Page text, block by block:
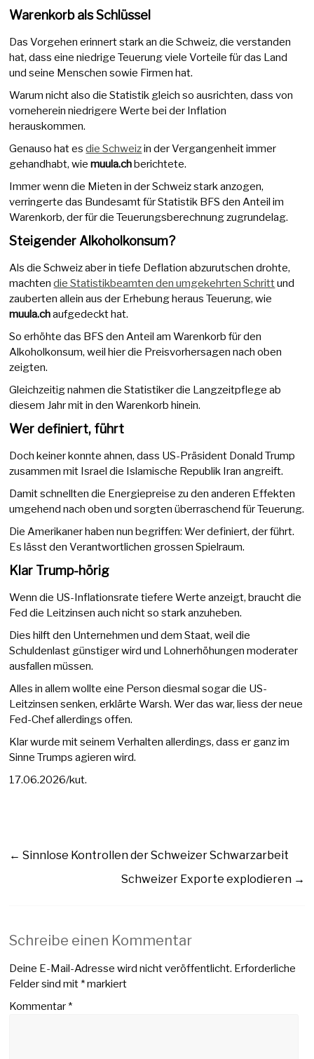
Warenkorb als Schlüssel
Das Vorgehen erinnert stark an die Schweiz, die verstanden
hat, dass eine niedrige Teuerung viele Vorteile für das Land
und seine Menschen sowie Firmen hat.
Warum nicht also die Statistik gleich so ausrichten, dass von
vorneherein niedrigere Werte bei der Inflation
herauskommen.
Genauso hat esdie Schweizin der Vergangenheit immer
gehandhabt, wiemuula.chberichtete.
Immer wenn die Mieten in der Schweiz stark anzogen,
verringerte das Bundesamt für Statistik BFS den Anteil im
Warenkorb, der für die Teuerungsberechnung zugrundelag.
Steigender Alkoholkonsum?
Als die Schweiz aber in tiefe Deflation abzurutschen drohte,
machtendie Statistikbeamten den umgekehrten Schrittund
zauberten allein aus der Erhebung heraus Teuerung, wie
muula.chaufgedeckt hat.
So erhöhte das BFS den Anteil am Warenkorb für den
Alkoholkonsum, weil hier die Preisvorhersagen nach oben
zeigten.
Gleichzeitig nahmen die Statistiker die Langzeitpflege ab
diesem Jahr mit in den Warenkorb hinein.
Wer definiert, führt
Doch keiner konnte ahnen, dass US-Präsident Donald Trump
zusammen mit Israel die Islamische Republik Iran angreift.
Damit schnellten die Energiepreise zu den anderen Effekten
umgehend nach oben und sorgten überraschend für Teuerung.
Die Amerikaner haben nun begriffen: Wer definiert, der führt.
Es lässt den Verantwortlichen grossen Spielraum.
Klar Trump-hörig
Wenn die US-Inflationsrate tiefere Werte anzeigt, braucht die
Fed die Leitzinsen auch nicht so stark anzuheben.
Dies hilft den Unternehmen und dem Staat, weil die
Schuldenlast günstiger wird und Lohnerhöhungen moderater
ausfallen müssen.
Alles in allem wollte eine Person diesmal sogar die US-
Leitzinsen senken, erklärte Warsh. Wer das war, liess der neue
Fed-Chef allerdings offen.
Klar wurde mit seinem Verhalten allerdings, dass er ganz im
Sinne Trumps agieren wird.
17.06.2026/kut.
← Sinnlose Kontrollen der Schweizer Schwarzarbeit
Schweizer Exporte explodieren →
Schreibe einen Kommentar
Deine E-Mail-Adresse wird nicht veröffentlicht. Erforderliche
Felder sind mit*markiert
Kommentar*